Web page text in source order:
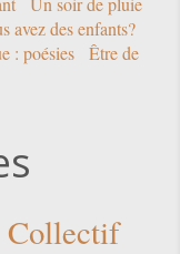
avez des enfants?
: poésies
Être de
Collectif